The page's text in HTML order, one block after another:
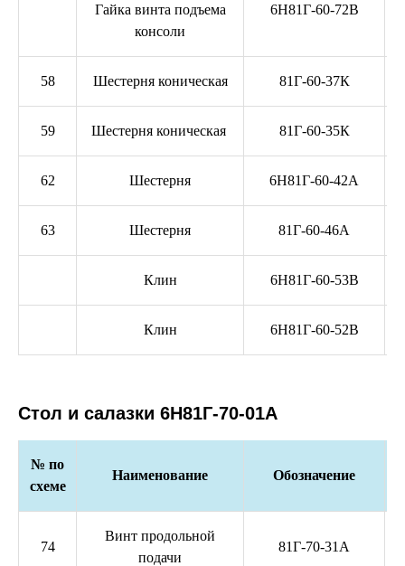
Гайка винта подъема
консоли
6Н81Г-60-72В
58 Шестерня коническая 81Г-60-37К
59 Шестерня коническая 81Г-60-35К
62 Шестерня 6Н81Г-60-42А
63 Шестерня 81Г-60-46А
Клин 6Н81Г-60-53В
Клин 6Н81Г-60-52В
Стол и салазки 6Н81Г-70-01А
№ по
схеме
Наименование Обозначение
74
Винт продольной
подачи
81Г-70-31А